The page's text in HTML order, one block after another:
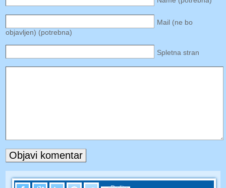
Mail (ne bo
objavljen) (potrebna)
Spletna stran